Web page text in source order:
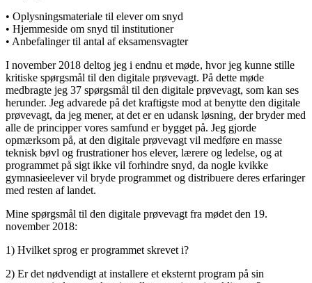
• Oplysningsmateriale til elever om snyd
• Hjemmeside om snyd til institutioner
• Anbefalinger til antal af eksamensvagter
I november 2018 deltog jeg i endnu et møde, hvor jeg kunne stille
kritiske spørgsmål til den digitale prøvevagt. På dette møde
medbragte jeg 37 spørgsmål til den digitale prøvevagt, som kan ses
herunder. Jeg advarede på det kraftigste mod at benytte den digitale
prøvevagt, da jeg mener, at det er en udansk løsning, der bryder med
alle de principper vores samfund er bygget på. Jeg gjorde
opmærksom på, at den digitale prøvevagt vil medføre en masse
teknisk bøvl og frustrationer hos elever, lærere og ledelse, og at
programmet på sigt ikke vil forhindre snyd, da nogle kvikke
gymnasieelever vil bryde programmet og distribuere deres erfaringer
med resten af landet.
Mine spørgsmål til den digitale prøvevagt fra mødet den 19.
november 2018:
1) Hvilket sprog er programmet skrevet i?
2) Er det nødvendigt at installere et eksternt program på sin